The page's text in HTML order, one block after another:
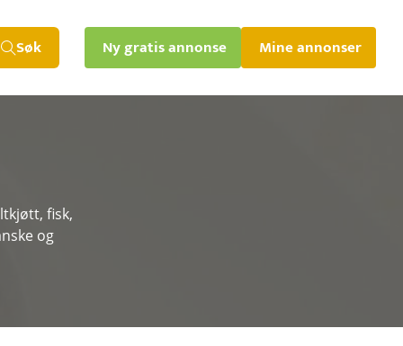
Søk Ny gratis annonse Mine annonser
fisk,
og